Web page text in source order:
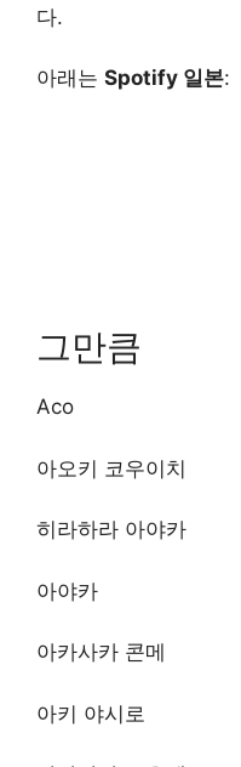
다.
아래는 Spotify 일본:
그만큼
Aco
아오키 코우이치
히라하라 아야카
아야카
아카사카 콘메
아키 야시로